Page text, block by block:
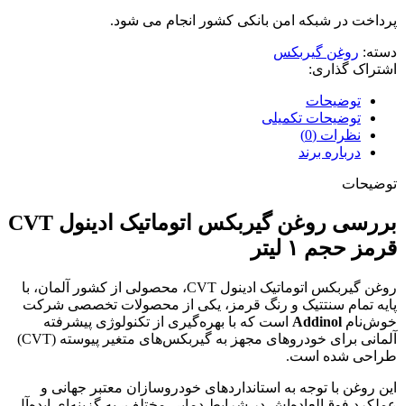
پرداخت در شبکه امن بانکی کشور انجام می شود.
دسته: روغن گیربکس
اشتراک گذاری:
توضیحات
توضیحات تکمیلی
نظرات (0)
درباره برند
توضیحات
بررسی روغن گیربکس اتوماتیک ادینول CVT
قرمز حجم ۱ لیتر
روغن گیربکس اتوماتیک ادینول CVT، محصولی از کشور آلمان، با
پایه تمام سنتتیک و رنگ قرمز، یکی از محصولات تخصصی شرکت
خوش‌نام Addinol است که با بهره‌گیری از تکنولوژی پیشرفته
آلمانی برای خودروهای مجهز به گیربکس‌های متغیر پیوسته (CVT)
طراحی شده است.
این روغن با توجه به استانداردهای خودروسازان معتبر جهانی و